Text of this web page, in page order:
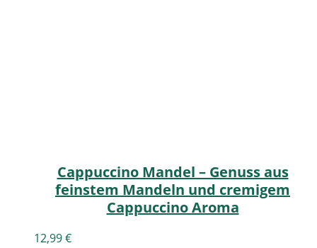
Cappuccino Mandel – Genuss aus
feinstem Mandeln und cremigem
Cappuccino Aroma
12,99€